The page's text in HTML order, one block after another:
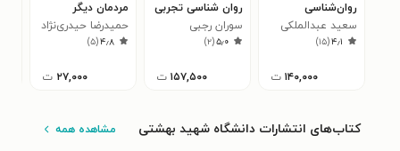
روان‌شناسی
سعید عبدالملکی
۴٫۱(۱۵)
۱۴۰,۰۰۰ ت
روان شناسی تجربی
سوران رجبی
۵٫۰(۲)
۱۵۷,۵۰۰ ت
مردمان دیگر
حمیدرضا حیدری‌نژاد
۴٫۸(۵)
۲۷,۰۰۰ ت
کتاب‌های انتشارات دانشگاه شهید بهشتی مشاهده همه